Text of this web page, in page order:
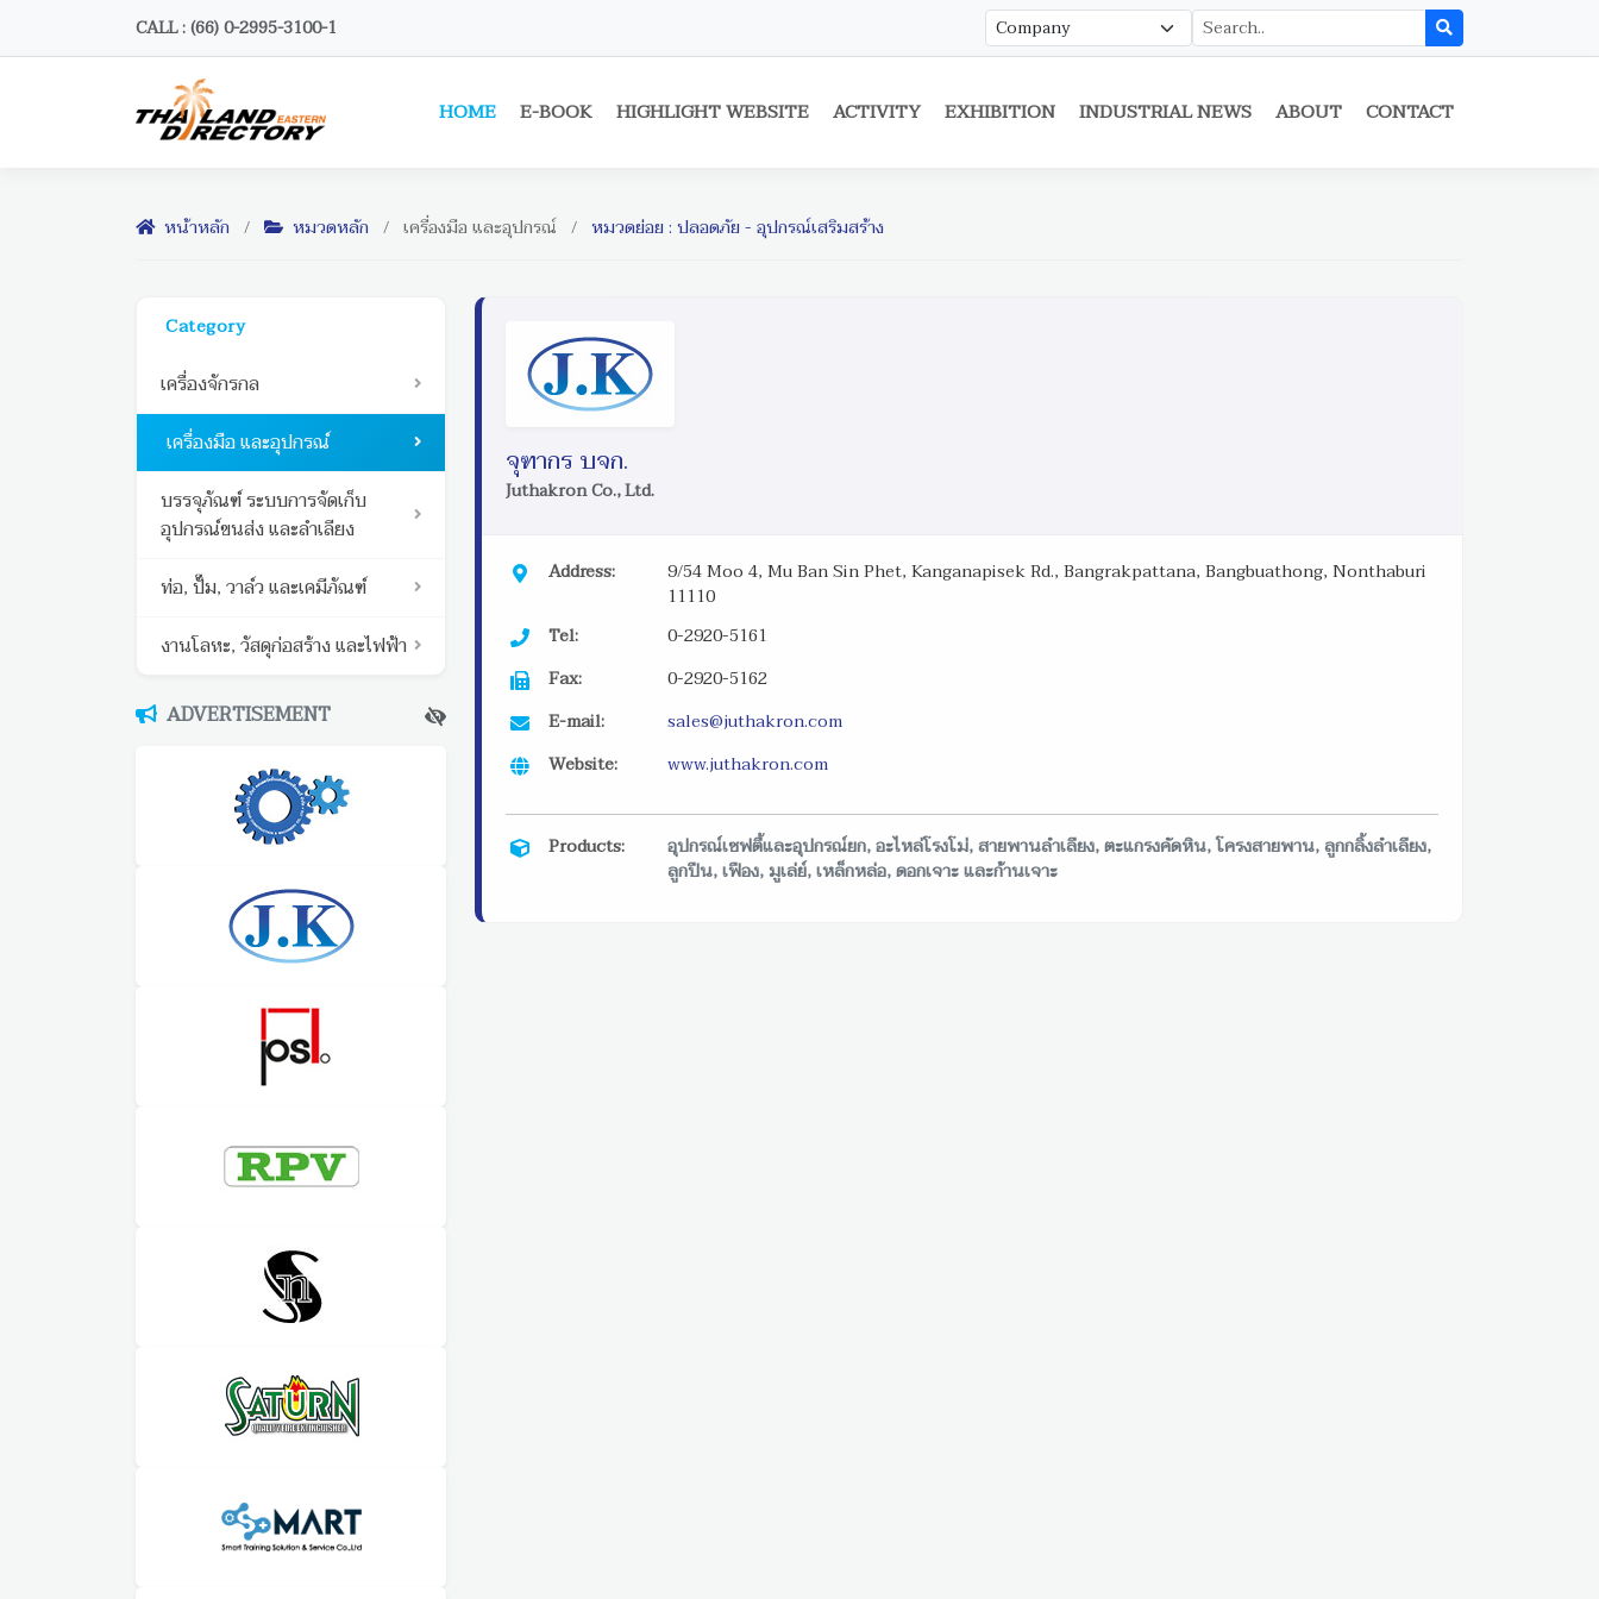
CALL : (66) 0-2995-3100-1
HOME E-BOOK HIGHLIGHT WEBSITE ACTIVITY EXHIBITION INDUSTRIAL NEWS ABOUT CONTACT
หน้าหลัก / หมวดหลัก / เครื่องมือ และอุปกรณ์ / หมวดย่อย : ปลอดภัย - อุปกรณ์เสริมสร้าง
Category
เครื่องจักรกล
เครื่องมือ และอุปกรณ์
บรรจุภัณฑ์ ระบบการจัดเก็บ
อุปกรณ์ขนส่ง และลำเลียง
ท่อ, ปั๊ม, วาล์ว และเคมีภัณฑ์
งานโลหะ, วัสดุก่อสร้าง และไฟฟ้า
ADVERTISEMENT
จุฑากร บจก.
Juthakron Co., Ltd.
Address:
9/54 Moo 4, Mu Ban Sin Phet, Kanganapisek Rd., Bangrakpattana, Bangbuathong, Nonthaburi
11110
Tel:
0-2920-5161
Fax:
0-2920-5162
E-mail:
sales@juthakron.com
Website:
www.juthakron.com
Products:
อุปกรณ์เซฟตี้และอุปกรณ์ยก, อะไหล่โรงโม่, สายพานลำเลียง, ตะแกรงคัดหิน, โครงสายพาน, ลูกกลิ้งลำเลียง,
ลูกปืน, เฟือง, มูเล่ย์, เหล็กหล่อ, ดอกเจาะ และก้านเจาะ